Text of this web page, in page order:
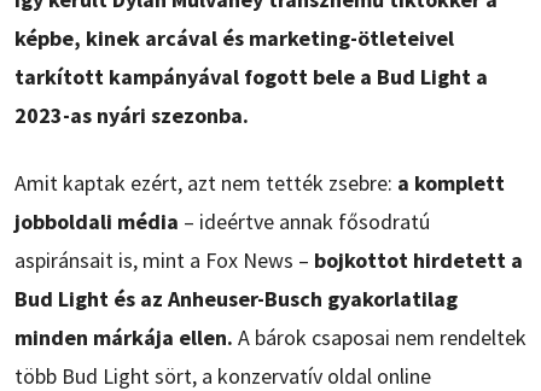
képbe, kinek arcával és marketing-ötleteivel
tarkított kampányával fogott bele a Bud Light a
2023-as nyári szezonba.
Amit kaptak ezért, azt nem tették zsebre: a komplett
jobboldali média – ideértve annak fősodratú
aspiránsait is, mint a Fox News – bojkottot hirdetett a
Bud Light és az Anheuser-Busch gyakorlatilag
minden márkája ellen. A bárok csaposai nem rendeltek
több Bud Light sört, a konzervatív oldal online